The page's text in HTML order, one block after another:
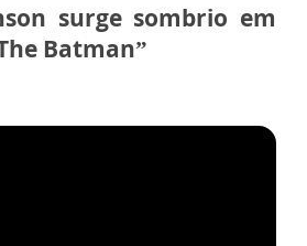
surge sombrio em
Batman”